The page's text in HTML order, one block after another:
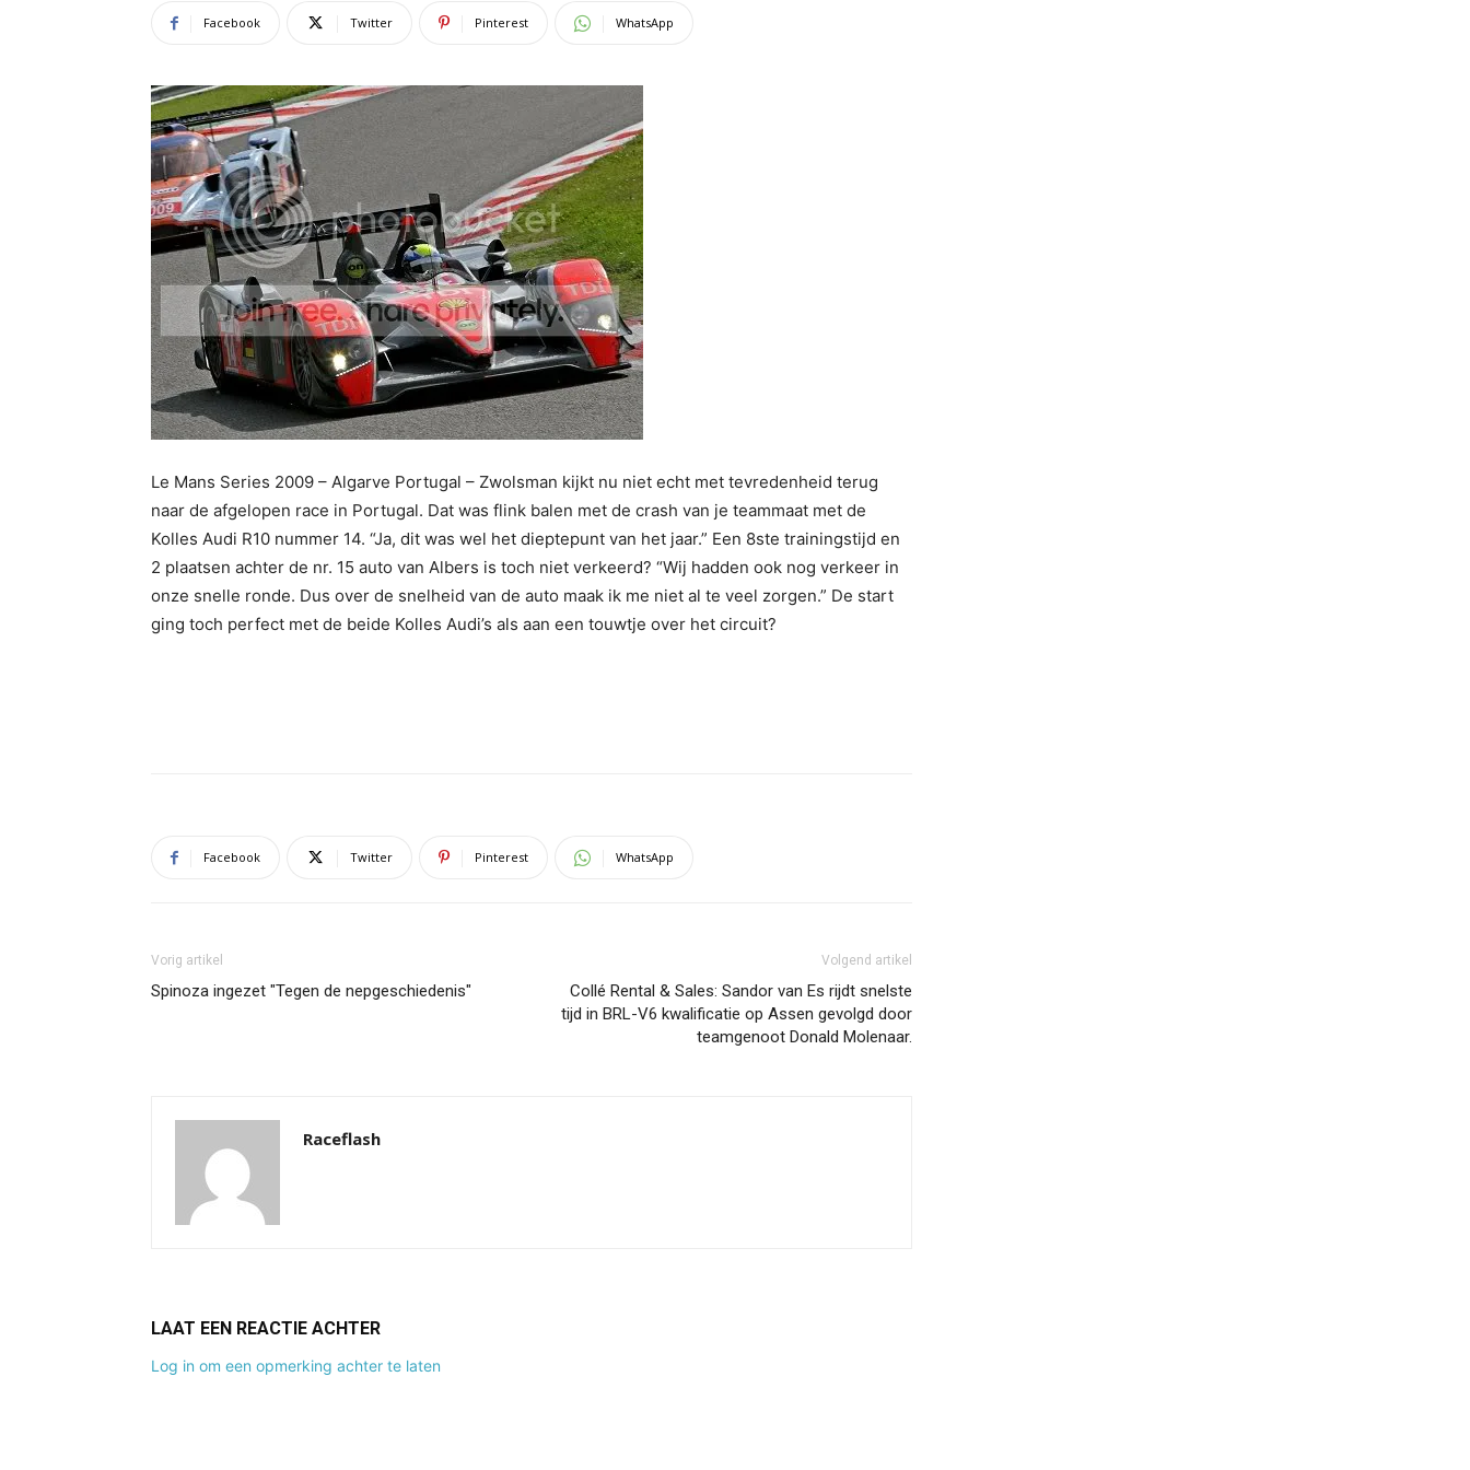
Facebook Twitter Pinterest WhatsApp
Le Mans Series 2009 – Algarve Portugal – Zwolsman kijkt nu niet echt met tevredenheid terug
naar de afgelopen race in Portugal. Dat was flink balen met de crash van je teammaat met de
Kolles Audi R10 nummer 14. “Ja, dit was wel het dieptepunt van het jaar.” Een 8ste trainingstijd en
2 plaatsen achter de nr. 15 auto van Albers is toch niet verkeerd? “Wij hadden ook nog verkeer in
onze snelle ronde. Dus over de snelheid van de auto maak ik me niet al te veel zorgen.” De start
ging toch perfect met de beide Kolles Audi’s als aan een touwtje over het circuit?
Facebook Twitter Pinterest WhatsApp
Vorig artikel
Spinoza ingezet "Tegen de nepgeschiedenis"
Volgend artikel
Collé Rental & Sales: Sandor van Es rijdt snelste
tijd in BRL-V6 kwalificatie op Assen gevolgd door
teamgenoot Donald Molenaar.
Raceflash
LAAT EEN REACTIE ACHTER
Log in om een opmerking achter te laten